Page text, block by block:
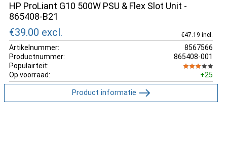
HP ProLiant G10 500W PSU & Flex Slot Unit -
865408-B21
€39.00 excl. €47.19 incl.
Artikelnummer:
8567566
Productnummer:
865408-001
Populairteit:
Op voorraad:
+25
Product informatie